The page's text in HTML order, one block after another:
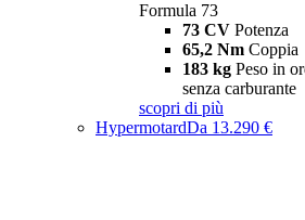
Formula 73
73 CV Potenza
65,2 Nm Coppia
183 kg Peso in
senza carburante
scopri di più
HypermotardDa 13.290 €